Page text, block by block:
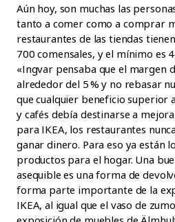
Aún hoy, son muchas las
tanto a comer como a comprar
restaurantes de las tiendas
700 comensales, y el mínimo es
«Ingvar pensaba que el margen
alrededor del 5 % y no rebasar
que cualquier beneficio superior
y cafés debía destinarse a
para IKEA, los restaurantes
ganar dinero. Para eso ya están
productos para el hogar. Una
asequible es una forma de
forma parte importante de la
IKEA, al igual que el vaso de